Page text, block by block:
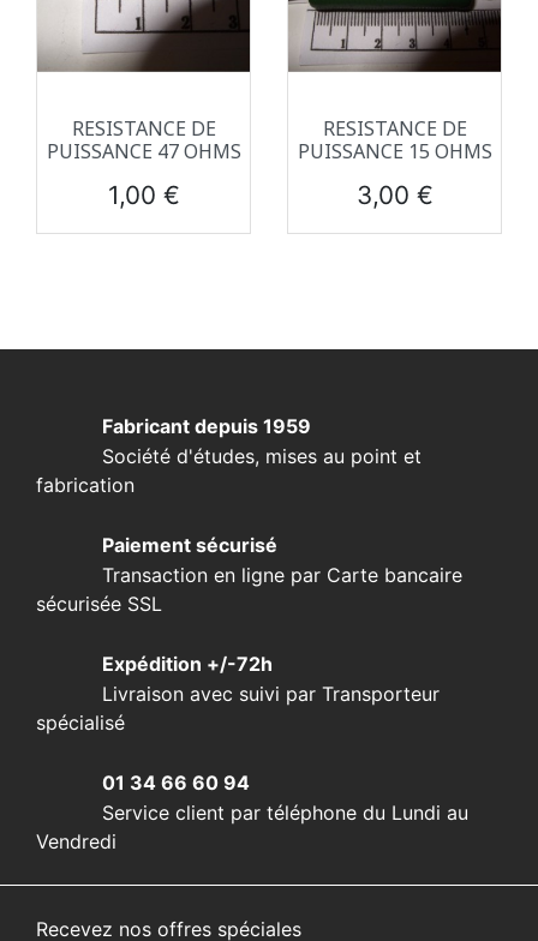
RESISTANCE DE
PUISSANCE 47 OHMS
Prix
1,00 €
RESISTANCE DE
PUISSANCE 15 OHMS
Prix
3,00 €
Fabricant depuis 1959
Société d'études, mises au point et
fabrication
Paiement sécurisé
Transaction en ligne par Carte bancaire
sécurisée SSL
Expédition +/-72h
Livraison avec suivi par Transporteur
spécialisé
01 34 66 60 94
Service client par téléphone du Lundi au
Vendredi
Recevez nos offres spéciales